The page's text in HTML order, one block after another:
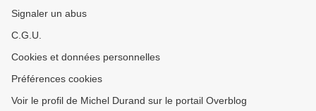
Signaler un abus
C.G.U.
Cookies et données personnelles
Préférences cookies
Voir le profil de Michel Durand sur le portail Overblog